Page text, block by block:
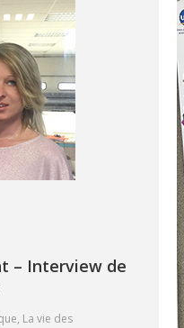
– Interview de
, La vie des